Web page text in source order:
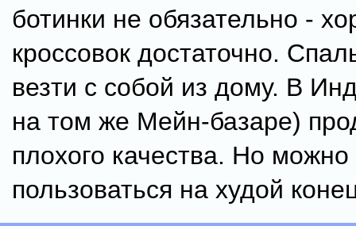
ботинки не обязательно -
кроссовок достаточно.
везти с собой из дому. В
на том же Мейн-базаре)
плохого качества. Но
пользоваться на худой